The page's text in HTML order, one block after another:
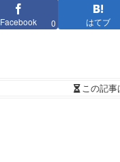
Facebook 0 はてブ
この記事